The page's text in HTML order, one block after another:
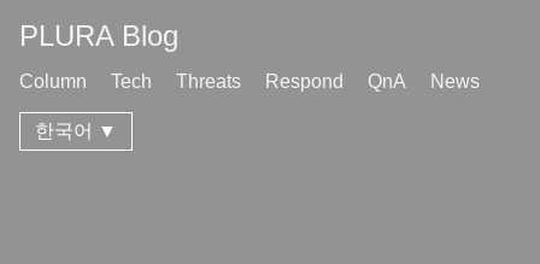
PLURA Blog
Column Tech Threats Respond QnA News
한국어 ▼